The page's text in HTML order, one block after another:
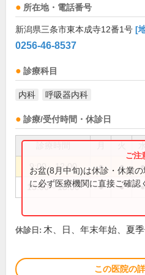
所在地・電話番号
新潟県三条市東本成寺12番1号 [
0256-46-8537
診療科目
内科 呼吸器内科
診療/受付時間・休診日
9:00～12:00 ● ● ●
15:00～18:00 ● ● ●
お盆(8月中旬)は休診・休業
に必ず医療機関に直接ご確認
休診日: 木、日、年末年始、夏
この医院の